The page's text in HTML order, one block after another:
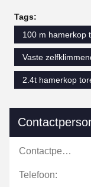
Tags:
100 m hamerkop
Vaste
2.4t hamerkop
Contactpersonen:
Telefoon: